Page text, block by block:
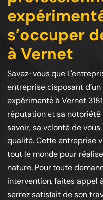
s’occuper
à Vernet
Savez-vous que
entreprise disposant
expérimenté à Vernet
réputation et sa notoriété
savoir, sa volonté de
qualité. Cette entreprise
tout le monde pour
nature. Pour toute
intervention, faites appel
serrez satisfait de son